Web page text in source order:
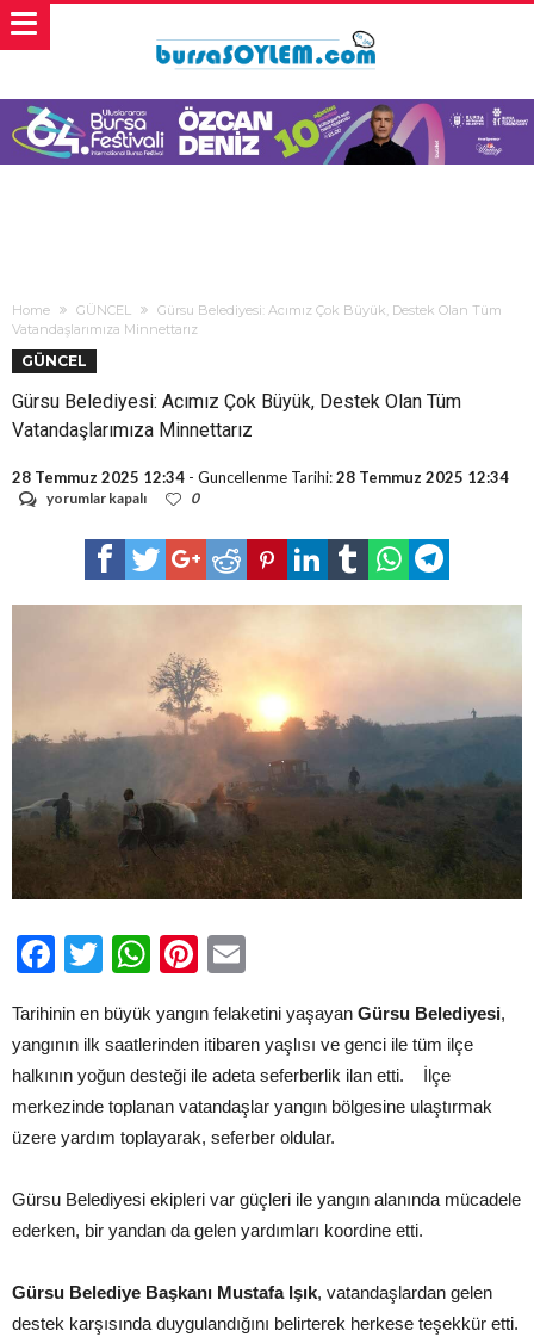
Home GÜNCEL
Gürsu Belediyesi: Acımız Çok Büyük, Destek Olan Tüm
Vatandaşlarımıza Minnettarız
GÜNCEL
Gürsu Belediyesi: Acımız Çok Büyük, Destek Olan Tüm
Vatandaşlarımıza Minnettarız
28 Temmuz 2025 12:34 - Guncellenme Tarihi:28 Temmuz 2025 12:34
Gürsu
Acımız
yorumlar kapalı 0
Facebook
TwitterWhatsApp
Pinterest
Tarihinin en büyük yangın felaketini yaşayan Gürsu Belediyesi,
yangının ilk saatlerinden itibaren yaşlısı ve genci ile tüm ilçe
halkının yoğun desteği ile adeta seferberlik ilan etti. İlçe
merkezinde toplanan vatandaşlar yangın bölgesine ulaştırmak
üzere yardım toplayarak, seferber oldular.
Gürsu Belediyesi ekipleri var güçleri ile yangın alanında mücadele
ederken, bir yandan da gelen yardımları koordine etti.
Gürsu Belediye Başkanı Mustafa Işık, vatandaşlardan gelen
destek karşısında duygulandığını belirterek herkese teşekkür etti.